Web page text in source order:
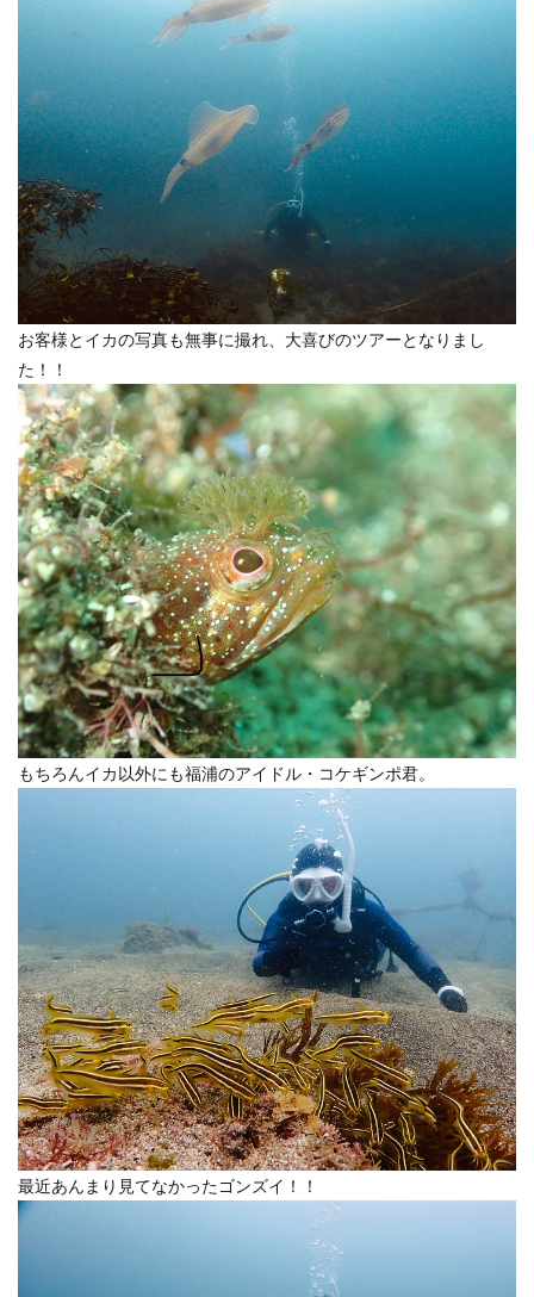
お客様とイカの写真も無事に撮れ、大喜びのツアーとなりまし
た！！
もちろんイカ以外にも福浦のアイドル・コケギンポ君。
最近あんまり見てなかったゴンズイ！！